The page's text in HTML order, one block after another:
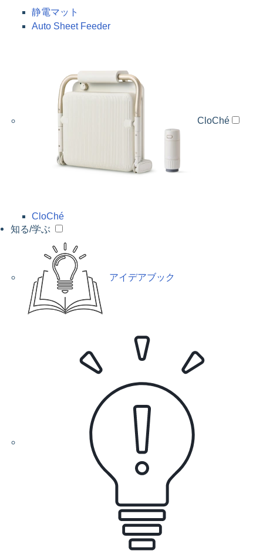
静電マット
Auto Sheet Feeder
CloChé
CloChé
知る/学ぶ
アイデアブック